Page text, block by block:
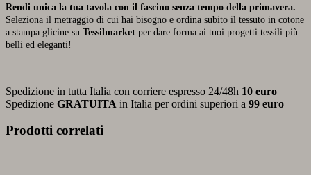
Rendi unica la tua tavola con il fascino senza tempo della primavera.
Seleziona il metraggio di cui hai bisogno e ordina subito il tessuto in cotone
a stampa glicine su Tessilmarket per dare forma ai tuoi progetti tessili più
belli ed eleganti!
Spedizione in tutta Italia con corriere espresso 24/48h 10 euro
Spedizione GRATUITA in Italia per ordini superiori a 99 euro
Prodotti correlati